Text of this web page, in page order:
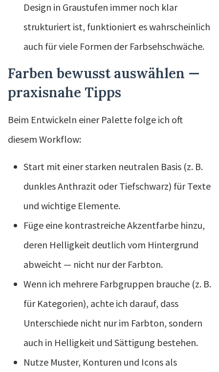
Design in Graustufen immer noch klar
strukturiert ist, funktioniert es wahrscheinlich
auch für viele Formen der Farbsehschwäche.
Farben bewusst auswählen —
praxisnahe Tipps
Beim Entwickeln einer Palette folge ich oft
diesem Workflow:
Start mit einer starken neutralen Basis (z. B.
dunkles Anthrazit oder Tiefschwarz) für Texte
und wichtige Elemente.
Füge eine kontrastreiche Akzentfarbe hinzu,
deren Helligkeit deutlich vom Hintergrund
abweicht — nicht nur der Farbton.
Wenn ich mehrere Farbgruppen brauche (z. B.
für Kategorien), achte ich darauf, dass
Unterschiede nicht nur im Farbton, sondern
auch in Helligkeit und Sättigung bestehen.
Nutze Muster, Konturen und Icons als